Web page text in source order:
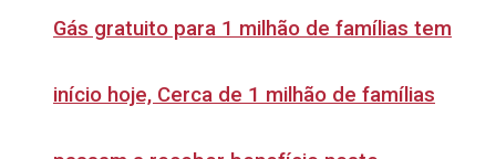
Gás gratuito para 1 milhão de famílias tem
início hoje, Cerca de 1 milhão de famílias